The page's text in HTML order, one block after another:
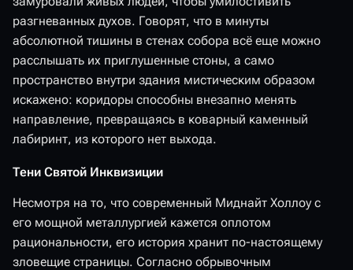
разгневанных духов. Говорят, что в минуты
абсолютной тишины в стенах собора всё еще можно
расслышать их приглушенные стоны, а само
пространство внутри здания мистическим образом
искажено: коридоры способны внезапно менять
направление, превращаясь в коварный каменный
лабиринт, из которого нет выхода.
Тени Святой Инквизиции
Несмотря на то, что современный Миднайт Холлоу с
его мощной металлургией кажется оплотом
рациональности, его история хранит по-настоящему
зловещие страницы. Согласно обрывочным